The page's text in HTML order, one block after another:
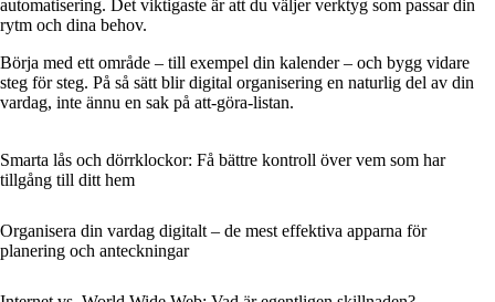
automatisering. Det viktigaste är att du väljer verktyg som passar din
rytm och dina behov.
Börja med ett område – till exempel din kalender – och bygg vidare
steg för steg. På så sätt blir digital organisering en naturlig del av din
vardag, inte ännu en sak på att-göra-listan.
Smarta lås och dörrklockor: Få bättre kontroll över vem som har
tillgång till ditt hem
Organisera din vardag digitalt – de mest effektiva apparna för
planering och anteckningar